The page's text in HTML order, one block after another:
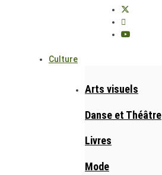
Culture
Arts visuels
Danse et Théâtre
Livres
Mode